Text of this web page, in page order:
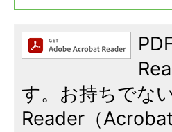
す。お持ちでな
Reader（